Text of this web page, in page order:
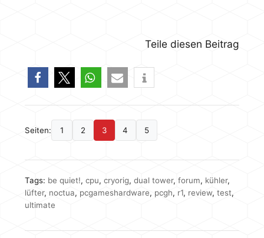
Teile diesen Beitrag
Seiten: 1 2 3 4 5
Tags: be quiet!, cpu, cryorig, dual tower, forum, kühler,
lüfter, noctua, pcgameshardware, pcgh, r1, review, test,
ultimate